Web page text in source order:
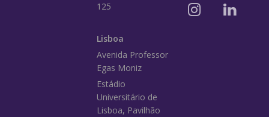
125
Lisboa
Avenida Professor
Egas Moniz
Estádio
Universitário de
Lisboa, Pavilhão